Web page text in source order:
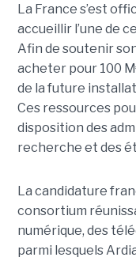
La France s’est
accueillir l’une de
Afin de soutenir
acheter pour 100
de la future
Ces ressources
disposition des
recherche et des
La candidature
consortium
numérique, des
parmi lesquels